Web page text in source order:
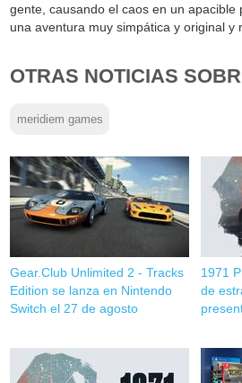
gente, causando el caos en un apacible
una aventura muy simpática y original y
OTRAS NOTICIAS
meridiem games
Gear.Club Unlimited 2 - Tracks
Edition se lanza en Nintendo
Switch el 27 de agosto
1971
de